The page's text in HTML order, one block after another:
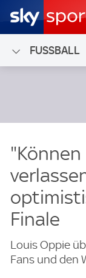
FUSSBALL
Finale
Louis Oppie
Fans und den